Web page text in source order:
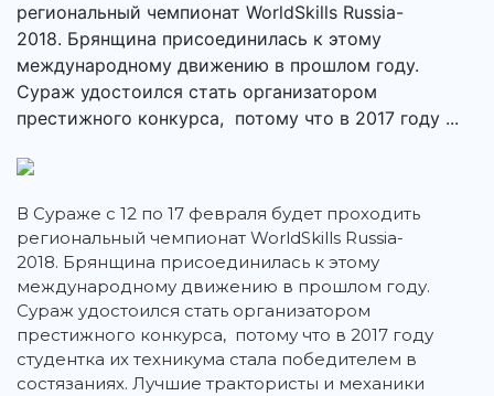
региональный чемпионат WorldSkills Russia-
2018. Брянщина присоединилась к этому
международному движению в прошлом году.
Сураж удостоился стать организатором
престижного конкурса, потому что в 2017 году ...
В Сураже с 12 по 17 февраля будет проходить
региональный чемпионат WorldSkills Russia-
2018. Брянщина присоединилась к этому
международному движению в прошлом году.
Сураж удостоился стать организатором
престижного конкурса, потому что в 2017 году
студентка их техникума стала победителем в
состязаниях. Лучшие трактористы и механики